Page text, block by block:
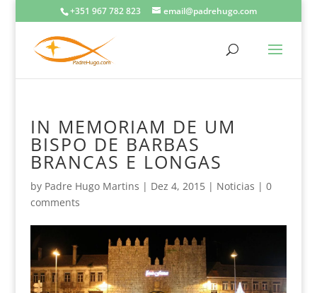
+351 967 782 823 email@padrehugo.com
IN MEMORIAM DE UM
BISPO DE BARBAS
BRANCAS E LONGAS
by Padre Hugo Martins | Dez 4, 2015| Noticias | 0
comments